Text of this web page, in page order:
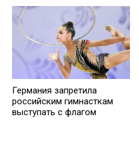
Германия запретила
российским гимнасткам
выступать с флагом